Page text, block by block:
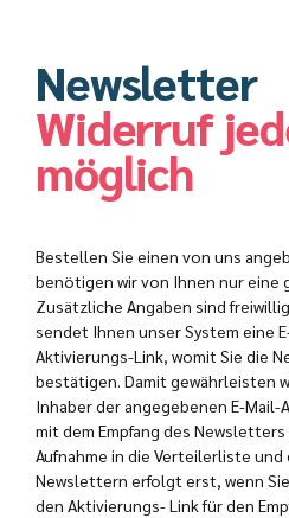
Newsletter
Widerruf
möglich
Bestellen Sie einen von uns
benötigen wir von Ihnen nur eine
Zusätzliche Angaben sind
sendet Ihnen unser System eine
Aktivierungs-Link, womit Sie die
bestätigen. Damit gewährleisten
Inhaber der angegebenen E-Mail-
mit dem Empfang des
Aufnahme in die Verteilerliste und
Newslettern erfolgt erst, wenn
den Aktivierungs- Link für den